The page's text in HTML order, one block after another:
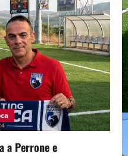
a Perrone e